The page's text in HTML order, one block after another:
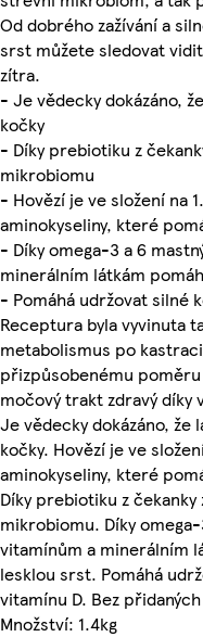
Od dobrého zažívání a
srst můžete sledovat
zítra.
- Je vědecky dokázáno,
kočky
- Díky prebiotiku z
mikrobiomu
- Hovězí je ve složení na
aminokyseliny, které
- Díky omega-3 a 6
minerálním látkám
- Pomáhá udržovat silné
Receptura byla vyvinuta
metabolismus po
přizpůsobenému
močový trakt zdravý díky
Je vědecky dokázáno,
kočky. Hovězí je ve
aminokyseliny, které
Díky prebiotiku z
mikrobiomu. Díky
vitamínům a minerálním
lesklou srst. Pomáhá
vitamínu D. Bez
Množství: 1.4kg